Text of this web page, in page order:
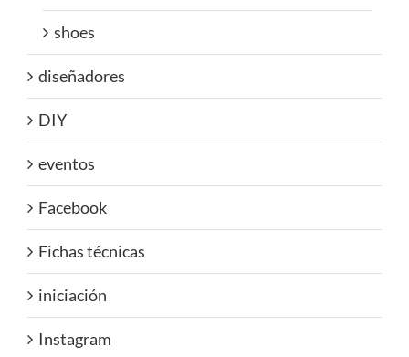
shoes
diseñadores
DIY
eventos
Facebook
Fichas técnicas
iniciación
Instagram